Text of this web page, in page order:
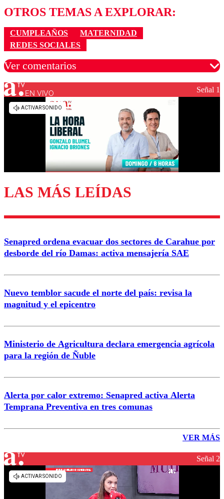
OTROS TEMAS A EXPLORAR:
CUMPLEAÑOS
MATERNIDAD
REDES SOCIALES
Ver comentarios
Los comentarios son moderados para garantizar un
diálogo respetuoso.
Enviar comentario
EN VIVO Señal 1
LAS MÁS LEÍDAS
Senapred ordena evacuar dos sectores de Carahue por
desborde del río Damas: activa mensajería SAE
Nuevo temblor sacude el norte del país: revisa la
magnitud y el epicentro
Ministerio de Agricultura declara emergencia agrícola
para la región de Ñuble
Alerta por calor extremo: Senapred activa Alerta
Temprana Preventiva en tres comunas
VER MÁS
Señal 2